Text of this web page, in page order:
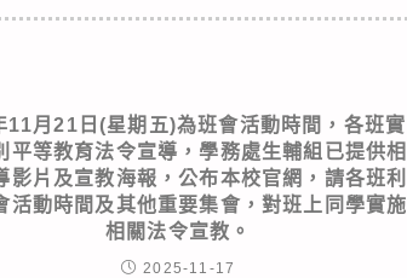
11月21日(星期五)為班會活動時間，各班實
平等教育法令宣導，學務處生輔組已提供相
影片及宣教海報，公布本校官網，請各班利
活動時間及其他重要集會，對班上同學實施
相關法令宣教。
2025-11-17